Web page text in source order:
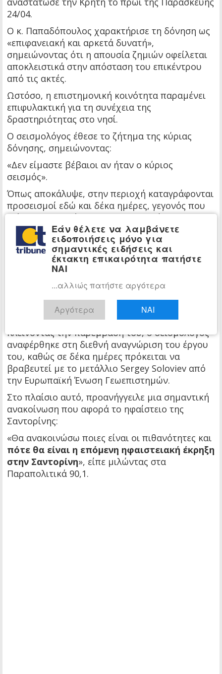
24/04.
Ο κ. Παπαδόπουλος χαρακτήρισε τη δόνηση ως
«επιφανειακή και αρκετά δυνατή»,
σημειώνοντας ότι η απουσία ζημιών οφείλεται
αποκλειστικά στην απόσταση του επικέντρου
από τις ακτές.
Ωστόσο, η επιστημονική κοινότητα παραμένει
επιφυλακτική για τη συνέχεια της
δραστηριότητας στο νησί.
Ο σεισμολόγος έθεσε το ζήτημα της κύριας
δόνησης, σημειώνοντας:
«Δεν είμαστε βέβαιοι αν ήταν ο κύριος
σεισμός».
Όπως αποκάλυψε, στην περιοχή καταγράφονται
προσεισμοί εδώ και δέκα ημέρες, γεγονός που
δείχνει μια συνέχεια στη δραστηριότητα.
Τα τελικά συμπεράσματα για το αν τα 5,7 Ρίχτερ
αποτέλεσαν την κορύφωση του φαινομένου
αναμένονται το Σάββατο 25/04, μετά τη
συλλογή και ανάλυση όλων των νέων
Το τρίπτυχο της προστασίας και η αποκάλυψη
για τη Σαντορίνη
Κλείνοντας την παρέμβασή του, ο σεισμολόγος
αναφέρθηκε στη διεθνή αναγνώριση του έργου
του, καθώς σε δέκα ημέρες πρόκειται να
βραβευτεί με το μετάλλιο Sergey Soloviev από
την Ευρωπαϊκή Ένωση Γεωεπιστημών.
Στο πλαίσιο αυτό, προανήγγειλε μια σημαντική
ανακοίνωση που αφορά το ηφαίστειο της
Σαντορίνης:
«Θα ανακοινώσω ποιες είναι οι πιθανότητες και
πότε θα είναι η επόμενη ηφαιστειακή έκρηξη
στην Σαντορίνη», είπε μιλώντας στα
Παραπολιτικά 90,1.
Εάν θέλετε να λαμβάνετε
ειδοποιήσεις μόνο για
σημαντικές ειδήσεις και
έκτακτη επικαιρότητα πατήστε
ΝΑΙ
...αλλιώς πατήστε αργότερα
Αργότερα ΝΑΙ